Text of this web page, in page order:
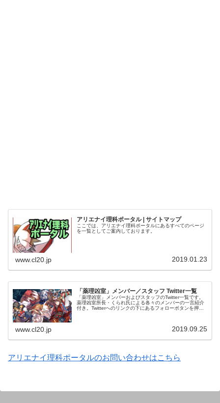
アリエナイ理科ポータル | サイトマップ
ここでは、アリエナイ理科ポータルにあるすべてのページ
を一覧としてご案内しております。
www.cl20.jp 2019.01.23
「薬理凶室」メンバー／スタッフ Twitter一覧
「薬理凶室」メンバーおよびスタッフのTwitter一覧です。
薬理凶室所長・くられ氏による各々のメンバーの一言紹介
付き。Twitterへのリンクの下にあるフォローボタンを押す
www.cl20.jp 2019.09.25
アリエナイ理科ポータルのお問い合わせはこちら